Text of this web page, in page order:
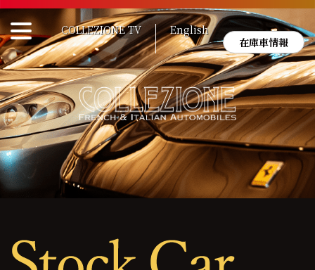
Skip
to
content
COLLEZIONE TV
English
在庫車情報